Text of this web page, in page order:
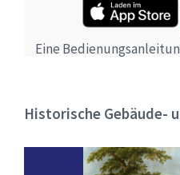
Eine
Historische Gebäude-